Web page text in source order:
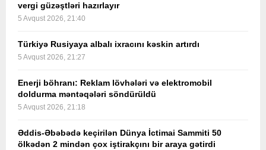
vergi güzəştləri hazırlayır
5 Avqust 2026, 21:40
Türkiyə Rusiyaya albalı ixracını kəskin artırdı
5 Avqust 2026, 21:27
Enerji böhranı: Reklam lövhələri və elektromobil
doldurma məntəqələri söndürüldü
5 Avqust 2026, 21:18
Əddis-Əbəbədə keçirilən Dünya İctimai Sammiti 50
ölkədən 2 mindən çox iştirakçını bir araya gətirdi